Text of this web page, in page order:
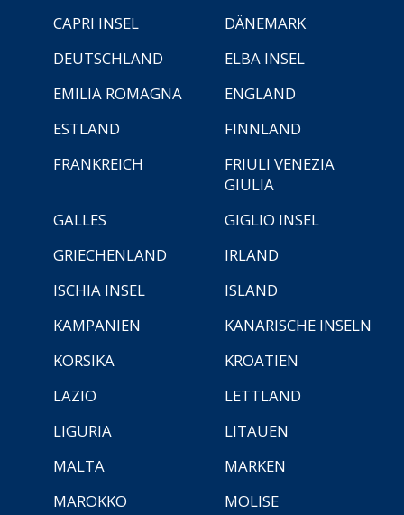
CAPRI INSEL
DÄNEMARK
DEUTSCHLAND
ELBA INSEL
EMILIA ROMAGNA
ENGLAND
ESTLAND
FINNLAND
FRANKREICH
FRIULI VENEZIA
GIULIA
GALLES
GIGLIO INSEL
GRIECHENLAND
IRLAND
ISCHIA INSEL
ISLAND
KAMPANIEN
KANARISCHE INSELN
KORSIKA
KROATIEN
LAZIO
LETTLAND
LIGURIA
LITAUEN
MALTA
MARKEN
MAROKKO
MOLISE